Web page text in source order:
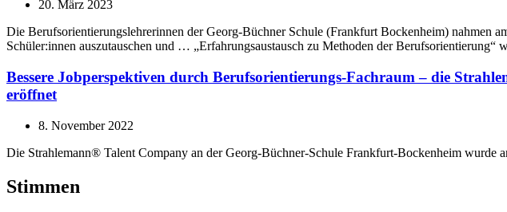
20. März 2023
Die Berufsorientierungslehrerinnen der Georg-Büchner Schule (Frankfurt Bockenheim) nahmen
Schüler:innen auszutauschen und … „Erfahrungsaustausch zu Methoden der Berufsorientierung“
Bessere Jobperspektiven durch Berufsorientierungs-Fachraum – die
eröffnet
8. November 2022
Die Strahlemann® Talent Company an der Georg-Büchner-Schule Frankfurt-Bockenheim wurde
Stimmen